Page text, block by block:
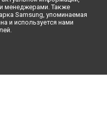
менеджерами. Также
Samsung, упоминаемая
и используется нами